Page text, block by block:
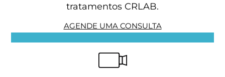
tratamentos CRLAB.
AGENDE UMA CONSULTA